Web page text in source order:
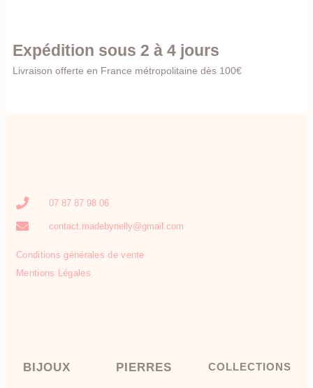
Expédition sous 2 à 4 jours
Livraison offerte en France métropolitaine dès 100€
07 87 87 98 06
contact.madebynelly@gmail.com
Conditions générales de vente
Mentions Légales
BIJOUX PIERRES COLLECTIONS